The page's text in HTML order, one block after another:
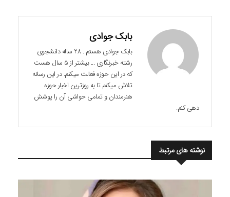
بابک جوادی
بابک جوادی هستم . 28 ساله دانشجوی
رشته خبرنگاری ... بیشتر از 5 سال هست
که در این حوزه فعالت میکنم. در این رسانه
تلاش میکنم تا به روزترین اخبار حوزه
هنرمندان و تمامی حواشی آن را پوشش
دهی کنم.
نوشته های مرتبط